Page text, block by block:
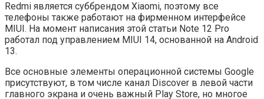
Redmi является суббрендом Xiaomi, поэтому все
телефоны также работают на фирменном интерфейсе
MIUI. На момент написания этой статьи Note 12 Pro
работал под управлением MIUI 14, основанной на Android
13.
Все основные элементы операционной системы Google
присутствуют, в том числе канал Discover в левой части
главного экрана и очень важный Play Store, но многое